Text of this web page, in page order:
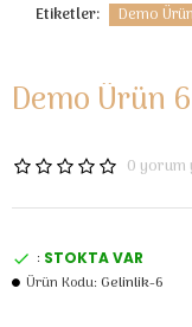
Etiketler: Demo
Demo Ürün 6
0 yorum
: STOKTA VAR
Ürün Kodu: Gelinlik-6